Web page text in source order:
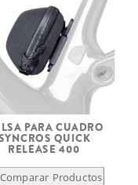
PARA CUADRO
QUICK
RELEASE 400
Comparar Productos